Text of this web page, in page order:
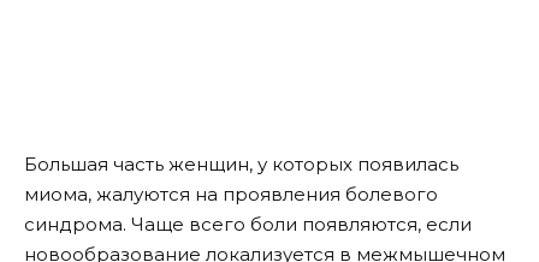
Большая часть женщин, у которых появилась
миома, жалуются на проявления болевого
синдрома. Чаще всего боли появляются, если
новообразование локализуется в межмышечном